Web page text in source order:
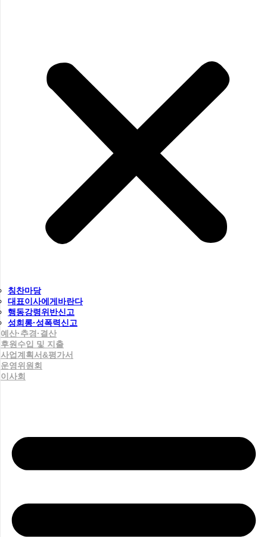
칭찬마당
대표이사에게바란다
행동강령위반신고
성희롱·성폭력신고
예산·추경·결산
후원수입 및 지출
사업계획서&평가서
운영위원회
이사회